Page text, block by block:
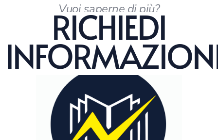
Vuoi saperne di più?
RICHIEDI